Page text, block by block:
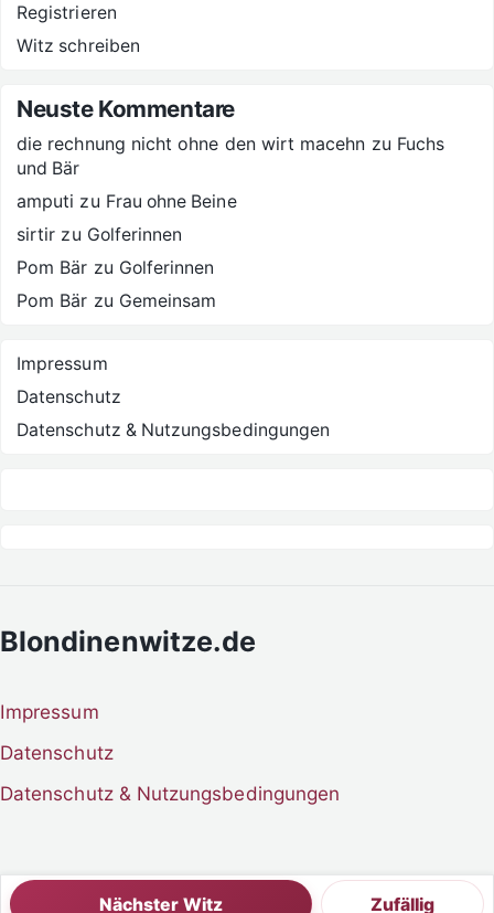
Nächster Witz Zufällig
Registrieren
Witz schreiben
Neuste Kommentare
die rechnung nicht ohne den wirt macehn zu Fuchs
und Bär
amputi zu Frau ohne Beine
sirtir zu Golferinnen
Pom Bär zu Golferinnen
Pom Bär zu Gemeinsam
Impressum
Datenschutz
Datenschutz & Nutzungsbedingungen
Blondinenwitze.de
Impressum
Datenschutz
Datenschutz & Nutzungsbedingungen